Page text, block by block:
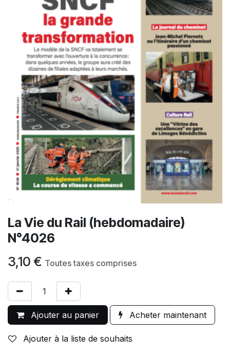
La Vie du Rail (hebdomadaire)
N°4026
3,10 € Toutes taxes comprises
Ajouter au panier Acheter maintenant
Ajouter à la liste de souhaits